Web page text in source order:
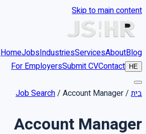
Skip to main content
HomeJobsIndustriesServicesAboutBlog
HE
For EmployersSubmit CVContact
בית/
Job Search/ Account Manager
Account Manager